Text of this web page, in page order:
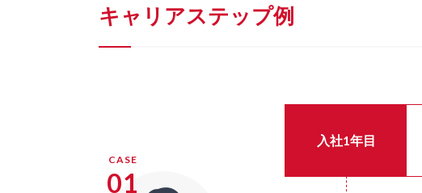
キャリアステップ例
CASE
01
入社1年目